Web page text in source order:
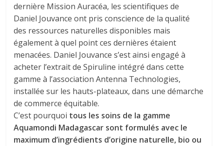
dernière Mission Auracéa, les scientifiques de
Daniel Jouvance ont pris conscience de la qualité
des ressources naturelles disponibles mais
également à quel point ces dernières étaient
menacées. Daniel Jouvance s’est ainsi engagé à
acheter l’extrait de Spiruline intégré dans cette
gamme à l’association Antenna Technologies,
installée sur les hauts-plateaux, dans une démarche
de commerce équitable.
C’est pourquoi tous les soins de la gamme
Aquamondi Madagascar sont formulés avec le
maximum d’ingrédients d’origine naturelle, bio ou